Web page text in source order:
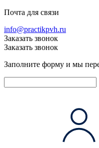
Почта для связи
info@practikpvh.ru
Заказать звонок
Заказать звонок
Заполните форму и мы